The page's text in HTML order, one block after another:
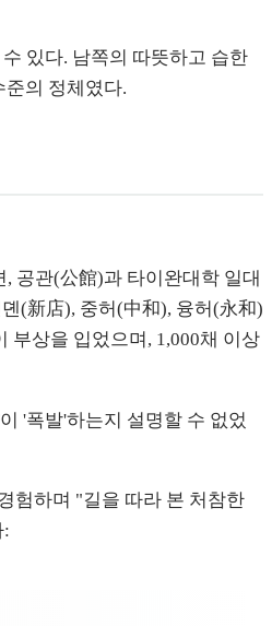
있다. 남쪽의 따뜻하고 습한
준의 정체였다.
공관(公館)과 타이완대학 일대
(新店), 중허(中和), 융허(永和)
부상을 입었으며, 1,000채 이상
'폭발'하는지 설명할 수 없었
험하며 "길을 따라 본 처참한
: